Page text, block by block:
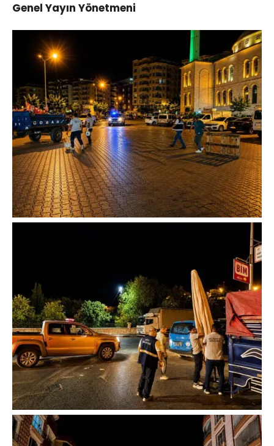
Genel Yayın Yönetmeni